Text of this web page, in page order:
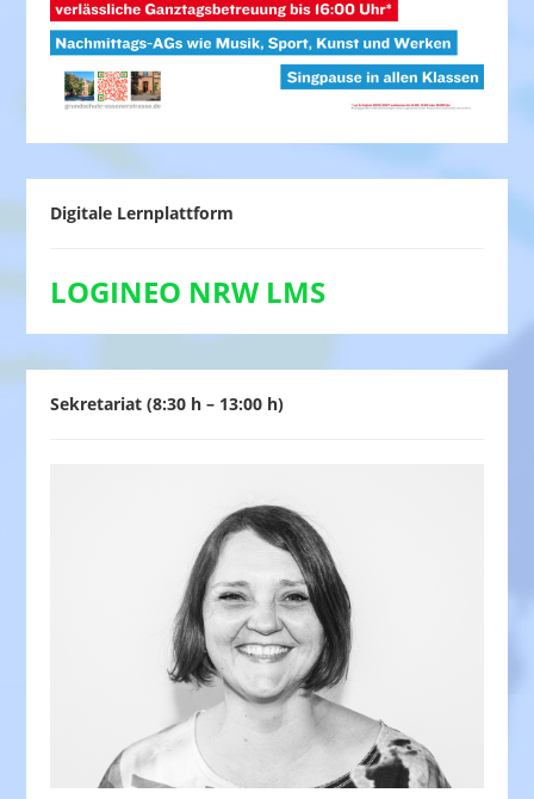
Digitale Lernplattform
LOGINEO NRW LMS
Sekretariat (8:30 h – 13:00 h)